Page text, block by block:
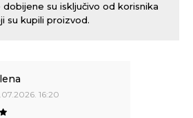
su isključivo od korisnika
su kupili proizvod.
16:20